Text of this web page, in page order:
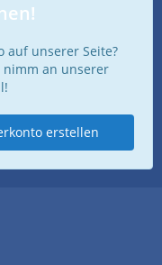
auf unserer Seite?
nimm an unserer
erstellen